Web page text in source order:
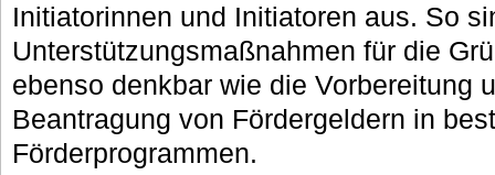
Initiatorinnen und Initiatoren aus. So
Unterstützungsmaßnahmen für die
ebenso denkbar wie die Vorbereitung
Beantragung von Fördergeldern in
Förderprogrammen.